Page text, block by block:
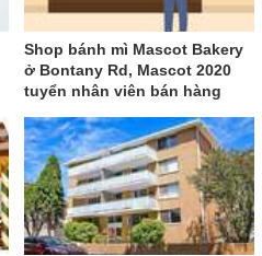
Shop bánh mì Mascot Bakery
ở Bontany Rd, Mascot 2020
tuyển nhân viên bán hàng